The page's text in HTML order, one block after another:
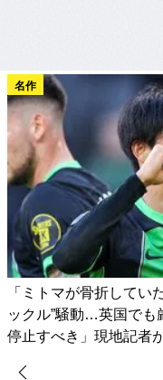
名作
「ミトマが骨折してい
ックル”騒動…英国でも
停止すべき」現地記者